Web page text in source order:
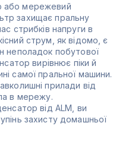
або мережевий
захищає пральну
стрибків напруги в
струм, як відомо, є
неполадок побутової
вирівнює піки й
самої пральної машини.
прилади від
в мережу.
від ALM, ви
захисту домашньої